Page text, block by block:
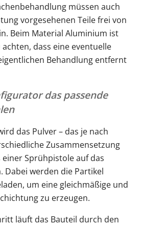
müssen auch
vorgesehenen Teile frei von
Beim Material Aluminium ist
dass eine eventuelle
Behandlung entfernt
das passende
das Pulver – das je nach
Zusammensetzung
Sprühpistole auf das
Dabei werden die Partikel
um eine gleichmäßige und
zu erzeugen.
läuft das Bauteil durch den